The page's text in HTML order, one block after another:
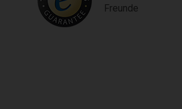
Freunde